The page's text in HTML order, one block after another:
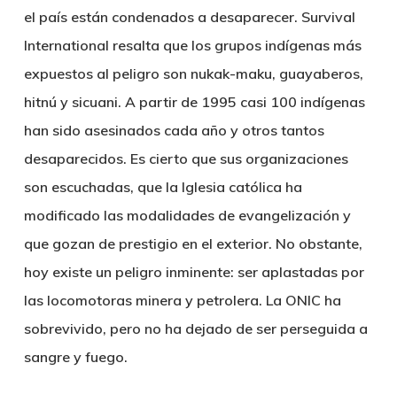
el país están condenados a desaparecer. Survival
International resalta que los grupos indígenas más
expuestos al peligro son nukak-maku, guayaberos,
hitnú y sicuani. A partir de 1995 casi 100 indígenas
han sido asesinados cada año y otros tantos
desaparecidos. Es cierto que sus organizaciones
son escuchadas, que la Iglesia católica ha
modificado las modalidades de evangelización y
que gozan de prestigio en el exterior. No obstante,
hoy existe un peligro inminente: ser aplastadas por
las locomotoras minera y petrolera. La ONIC ha
sobrevivido, pero no ha dejado de ser perseguida a
sangre y fuego.